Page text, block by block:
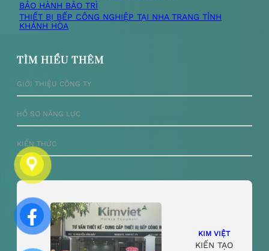
i
ế
m
BẢO HÀNH BẢO TRÌ
THIẾT BỊ BẾP CÔNG NGHIỆP TẠI NHA TRANG TỈNH
KHÁNH HÒA
TÌM HIỂU THÊM
GIỚI THIỆU CÔNG TY
HỒ SƠ NĂNG LỰC
KIẾN THỨC
KIM VIỆT
KIẾN TẠO